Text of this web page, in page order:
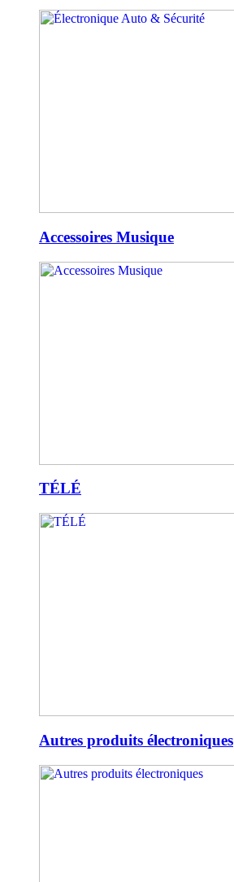
Accessoires Musique
TÉLÉ
Autres produits électroniques